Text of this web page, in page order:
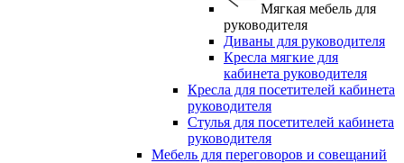
Мягкая мебель для
руководителя
Диваны для руководителя
Кресла мягкие для
кабинета руководителя
Кресла для посетителей кабинета
руководителя
Стулья для посетителей кабинета
руководителя
Мебель для переговоров и совещаний